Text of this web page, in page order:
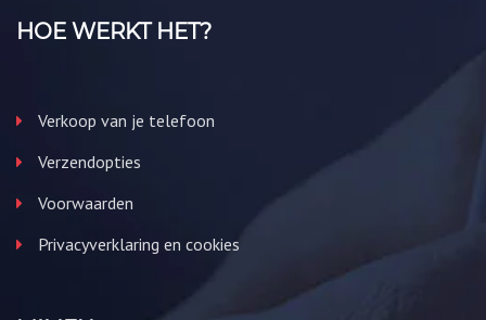
HOE WERKT HET?
Verkoop van je telefoon
Verzendopties
Voorwaarden
Privacyverklaring en cookies